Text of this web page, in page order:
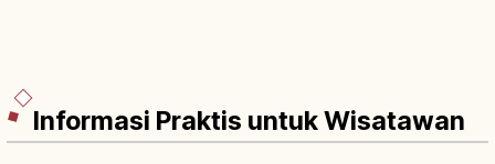
Informasi Praktis untuk Wisatawan